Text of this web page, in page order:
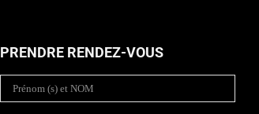
PRENDRE RENDEZ-VOUS